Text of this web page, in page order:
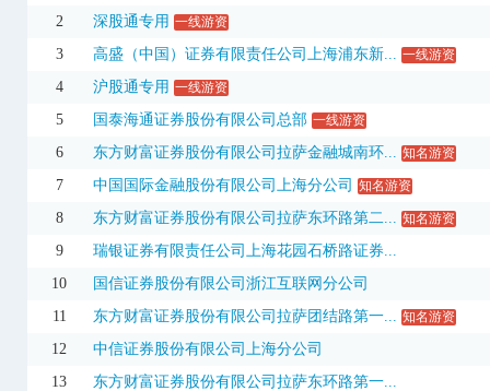
3日 300400 劲拓股份
3日 300476 胜宏科技 280.20 12.01% 124.95亿
300534 陇神戎发 16.43 10.27% 4.08亿
300615 欣天科技 17.19 -4.61%
300986 志特新材 14.80 20.03% 3.36亿
301047 义翘神州 107.88 20.00%
301093 华兰股份 84.23
3日 301217 铜冠铜箔 115.81 16.98%
2
深股通专用 一线游资
3 高盛（中国）证券有限责任公司上海浦东新... 一线游资
4 沪股通专用 一线游资
5 国泰海通证券股份有限公司总部 一线游资
6 东方财富证券股份有限公司拉萨金融城南环... 知名游资
7 中国国际金融股份有限公司上海分公司 知名游资
8 东方财富证券股份有限公司拉萨东环路第二... 知名游资
9
瑞银证券有限责任公司上海花园石桥路证券...
10
国信证券股份有限公司浙江互联网分公司
11
东方财富证券股份有限公司拉萨团结路第一... 知名游资
12
中信证券股份有限公司上海分公司
13
东方财富证券股份有限公司拉萨东环路第一...